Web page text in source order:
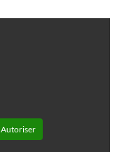
Autoriser